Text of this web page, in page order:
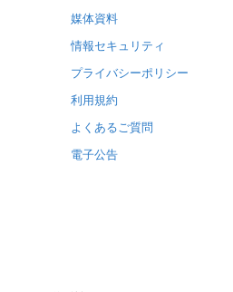
媒体資料
情報セキュリティ
プライバシーポリシー
利用規約
よくあるご質問
電子公告